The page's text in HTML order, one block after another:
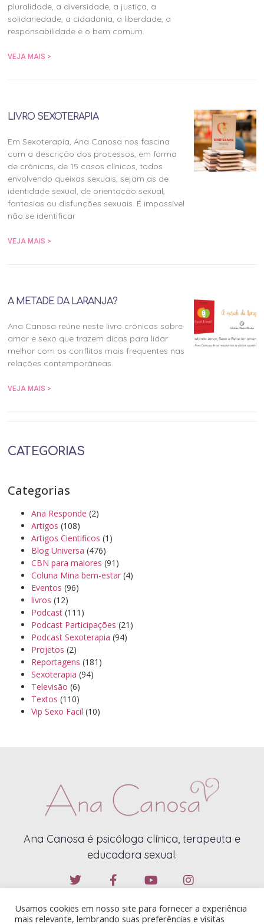
pluralidade, a diversidade, a justiça, a
solidariedade, a cidadania, a liberdade, a
responsabilidade e o bem comum.
VEJA MAIS >
LIVRO SEXOTERAPIA
Em Sexoterapia, Ana Canosa nos fascina
com a descrição dos processos, em forma
de crônicas, de 15 casos clínicos, todos
envolvendo queixas sexuais, sejam as de
identidade sexual, de orientação sexual,
fantasias ou disfunções sexuais. É impossível
não se identificar
VEJA MAIS >
A METADE DA LARANJA?
Ana Canosa reúne neste livro crônicas sobre
amor e sexo que trazem dicas para lidar
melhor com os conflitos mais frequentes nas
relações contemporâneas.
VEJA MAIS >
CATEGORIAS
Categorias
Ana Responde (2)
Artigos (108)
Artigos Cientificos (1)
Blog Universa (476)
CBN para maiores (91)
Coluna Mina bem-estar (4)
Eventos (96)
livros (12)
Podcast (111)
Podcast Participações (21)
Podcast Sexoterapia (94)
Projetos (2)
Reportagens (181)
Sexoterapia (94)
Televisão (6)
Textos (110)
Vip Sexo Facil (10)
Ana Canosa é psicóloga clínica, terapeuta e
educadora sexual.
Usamos cookies em nosso site para fornecer a experiência
mais relevante, lembrando suas preferências e visitas